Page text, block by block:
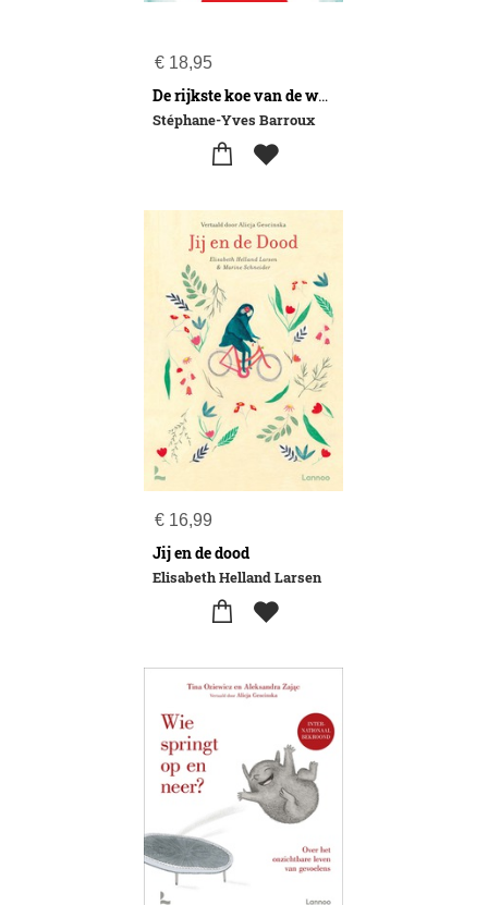
€ 18,95
De rijkste koe van de wereld
Stéphane-Yves Barroux
€ 16,99
Jij en de dood
Elisabeth Helland Larsen